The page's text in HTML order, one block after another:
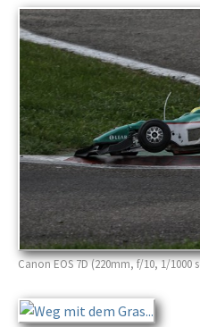
Canon EOS 7D (220mm, f/10, 1/1000